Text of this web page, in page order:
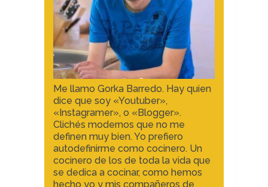
Me llamo Gorka Barredo. Hay quien
dice que soy «Youtuber»,
«Instagramer», o «Blogger».
Clichés modernos que no me
definen muy bien. Yo prefiero
autodefinirme como cocinero. Un
cocinero de los de toda la vida que
se dedica a cocinar, como hemos
hecho yo y mis compañeros de